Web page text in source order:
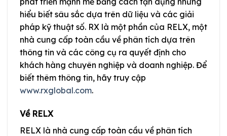
hiểu biết sâu sắc dựa trên dữ liệu và các giải
pháp kỹ thuật số. RX là một phần của RELX, một
nhà cung cấp toàn cầu về phân tích dựa trên
thông tin và các công cụ ra quyết định cho
khách hàng chuyên nghiệp và doanh nghiệp. Để
biết thêm thông tin, hãy truy cập
www.rxglobal.com.
Về RELX
RELX là nhà cung cấp toàn cầu về phân tích